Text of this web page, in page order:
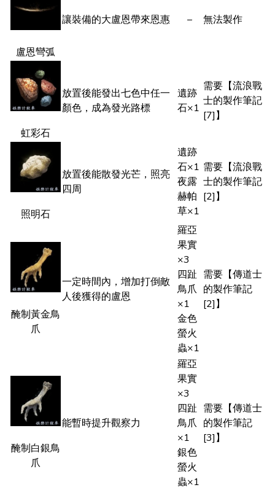
盧恩彎弧
讓裝備的大盧恩帶來恩惠 – 無法製作
虹彩石
放置後能發出七色中任一
顏色，成為發光路標
遺跡
石×1
需要【流浪戰
士的製作筆記
[7]】
照明石
放置後能散發光芒，照亮
四周
遺跡
石×1
夜露
赫帕
草×1
需要【流浪戰
士的製作筆記
[2]】
醃制黃金鳥
爪
一定時間內，增加打倒敵
人後獲得的盧恩
羅亞
果實
×3
四趾
鳥爪
×1
金色
螢火
蟲×1
需要【傳道士
的製作筆記
[2]】
醃制白銀鳥
爪
能暫時提升觀察力
羅亞
果實
×3
四趾
鳥爪
×1
銀色
螢火
蟲×1
需要【傳道士
的製作筆記
[3]】